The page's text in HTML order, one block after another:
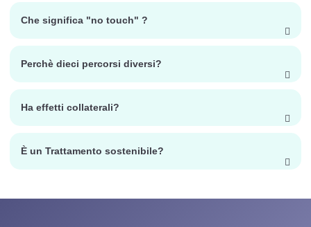
Che significa "no touch" ?
Perchè dieci percorsi diversi?
Ha effetti collaterali?
È un Trattamento sostenibile?